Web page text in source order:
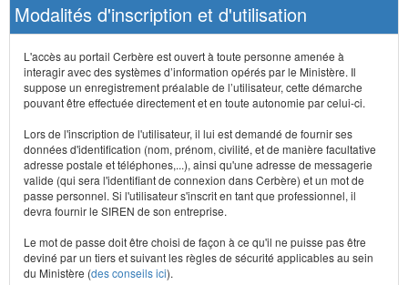
Modalités d'inscription et d'utilisation
L'accès au portail Cerbère est ouvert à toute personne amenée à
interagir avec des systèmes d’information opérés par le Ministère. Il
suppose un enregistrement préalable de l’utilisateur, cette démarche
pouvant être effectuée directement et en toute autonomie par celui-ci.
Lors de l'inscription de l'utilisateur, il lui est demandé de fournir ses
données d'identification (nom, prénom, civilité, et de manière facultative
adresse postale et téléphones,...), ainsi qu'une adresse de messagerie
valide (qui sera l'identifiant de connexion dans Cerbère) et un mot de
passe personnel. Si l'utilisateur s'inscrit en tant que professionnel, il
devra fournir le SIREN de son entreprise.
Le mot de passe doit être choisi de façon à ce qu'il ne puisse pas être
deviné par un tiers et suivant les règles de sécurité applicables au sein
du Ministère (des conseils ici).